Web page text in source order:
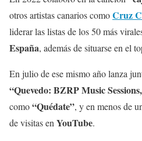
otros artistas canarios comoCruz
liderar las listas de los 50 más
España, además de situarse en el
En julio de ese mismo año lanza
“Quevedo: BZRP Music
como“Quédate”, y en menos de
de visitas en YouTube.